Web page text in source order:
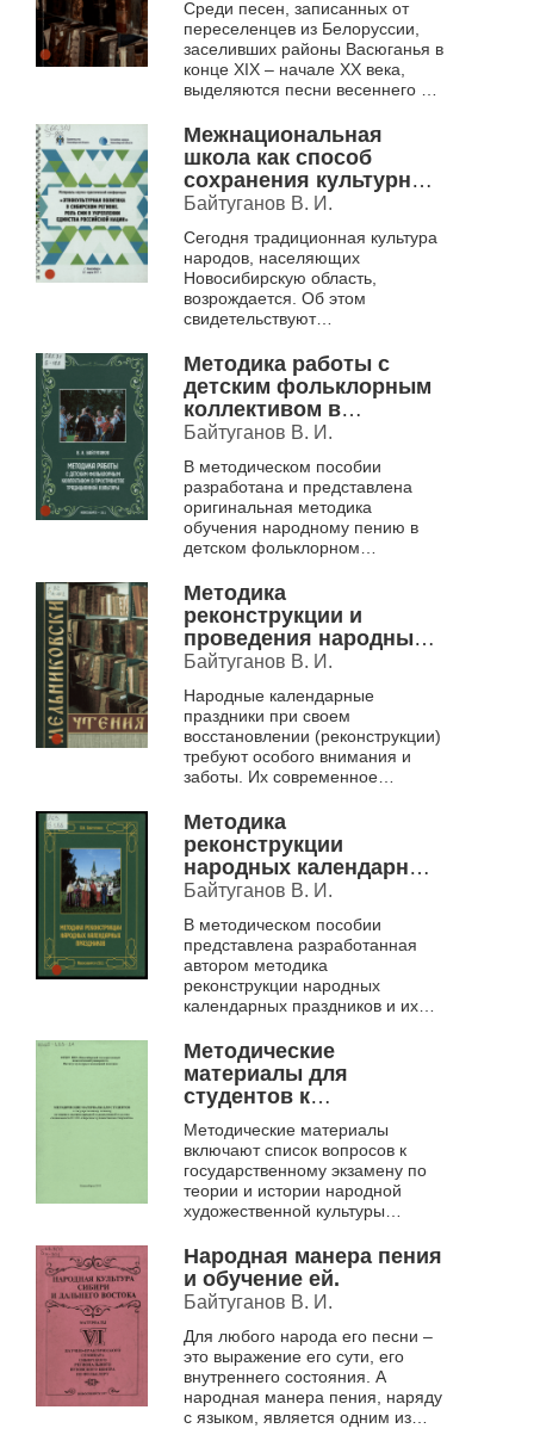
1995 г.]
Среди песен, записанных от
переселенцев из Белоруссии,
заселивших районы Васюганья в
конце XIX – начале XX века,
выделяются песни весеннего и
которые удалось записать в
фо...
Межнациональная
школа как способ
сохранения культурных
традиций региона
Байтуганов В. И.
Сегодня традиционная культура
народов, населяющих
Новосибирскую область,
возрождается. Об этом
свидетельствуют
инициативы, конференции,
праздники, фестивали
национальных кул...
Методика работы с
детским фольклорным
коллективом в
пространстве
традиционной
культуры.
Методическое пособие .
Байтуганов В. И.
В методическом пособии
разработана и представлена
оригинальная методика
обучения народному пению в
детском фольклорном
этнической традиции с нотными
приложениями и
разработанными ...
Методика
реконструкции и
проведения народных
календарных
православных
праздников в условиях
школы народной
культуры. (на примере
работы Школы русской
"Васюганье", г.
Новосибирск].
Байтуганов В. И.
Народные календарные
праздники при своем
восстановлении (реконструкции)
требуют особого внимания и
заботы. Их современное
тщательное изучение традиции
проведения праздни...
Методика
реконструкции
народных календарных
праздников (на основе
традиционной культуры
Васюганья).
Методическое пособие
Байтуганов В. И.
В методическом пособии
представлена разработанная
автором методика
реконструкции народных
календарных праздников и их
приложением для детей
младшего и среднего возраста.
Данная работ...
Методические
материалы для
студентов к
государственному
экзамену по теории и
истории народной
художественной
культуры
"Народное
художественное
творчество" .
Методические материалы
включают список вопросов к
государственному экзамену по
теории и истории народной
художественной культуры
«Народное художественное
творчество», краткие тези...
Народная манера пения
и обучение ей.
Байтуганов В. И.
Для любого народа его песни –
это выражение его сути, его
внутреннего состояния. А
народная манера пения, наряду
с языком, является одним из